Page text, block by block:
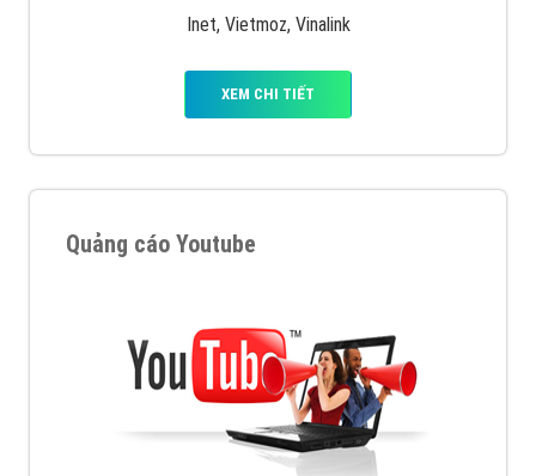
Inet, Vietmoz, Vinalink
XEM CHI TIẾT
Quảng cáo Youtube